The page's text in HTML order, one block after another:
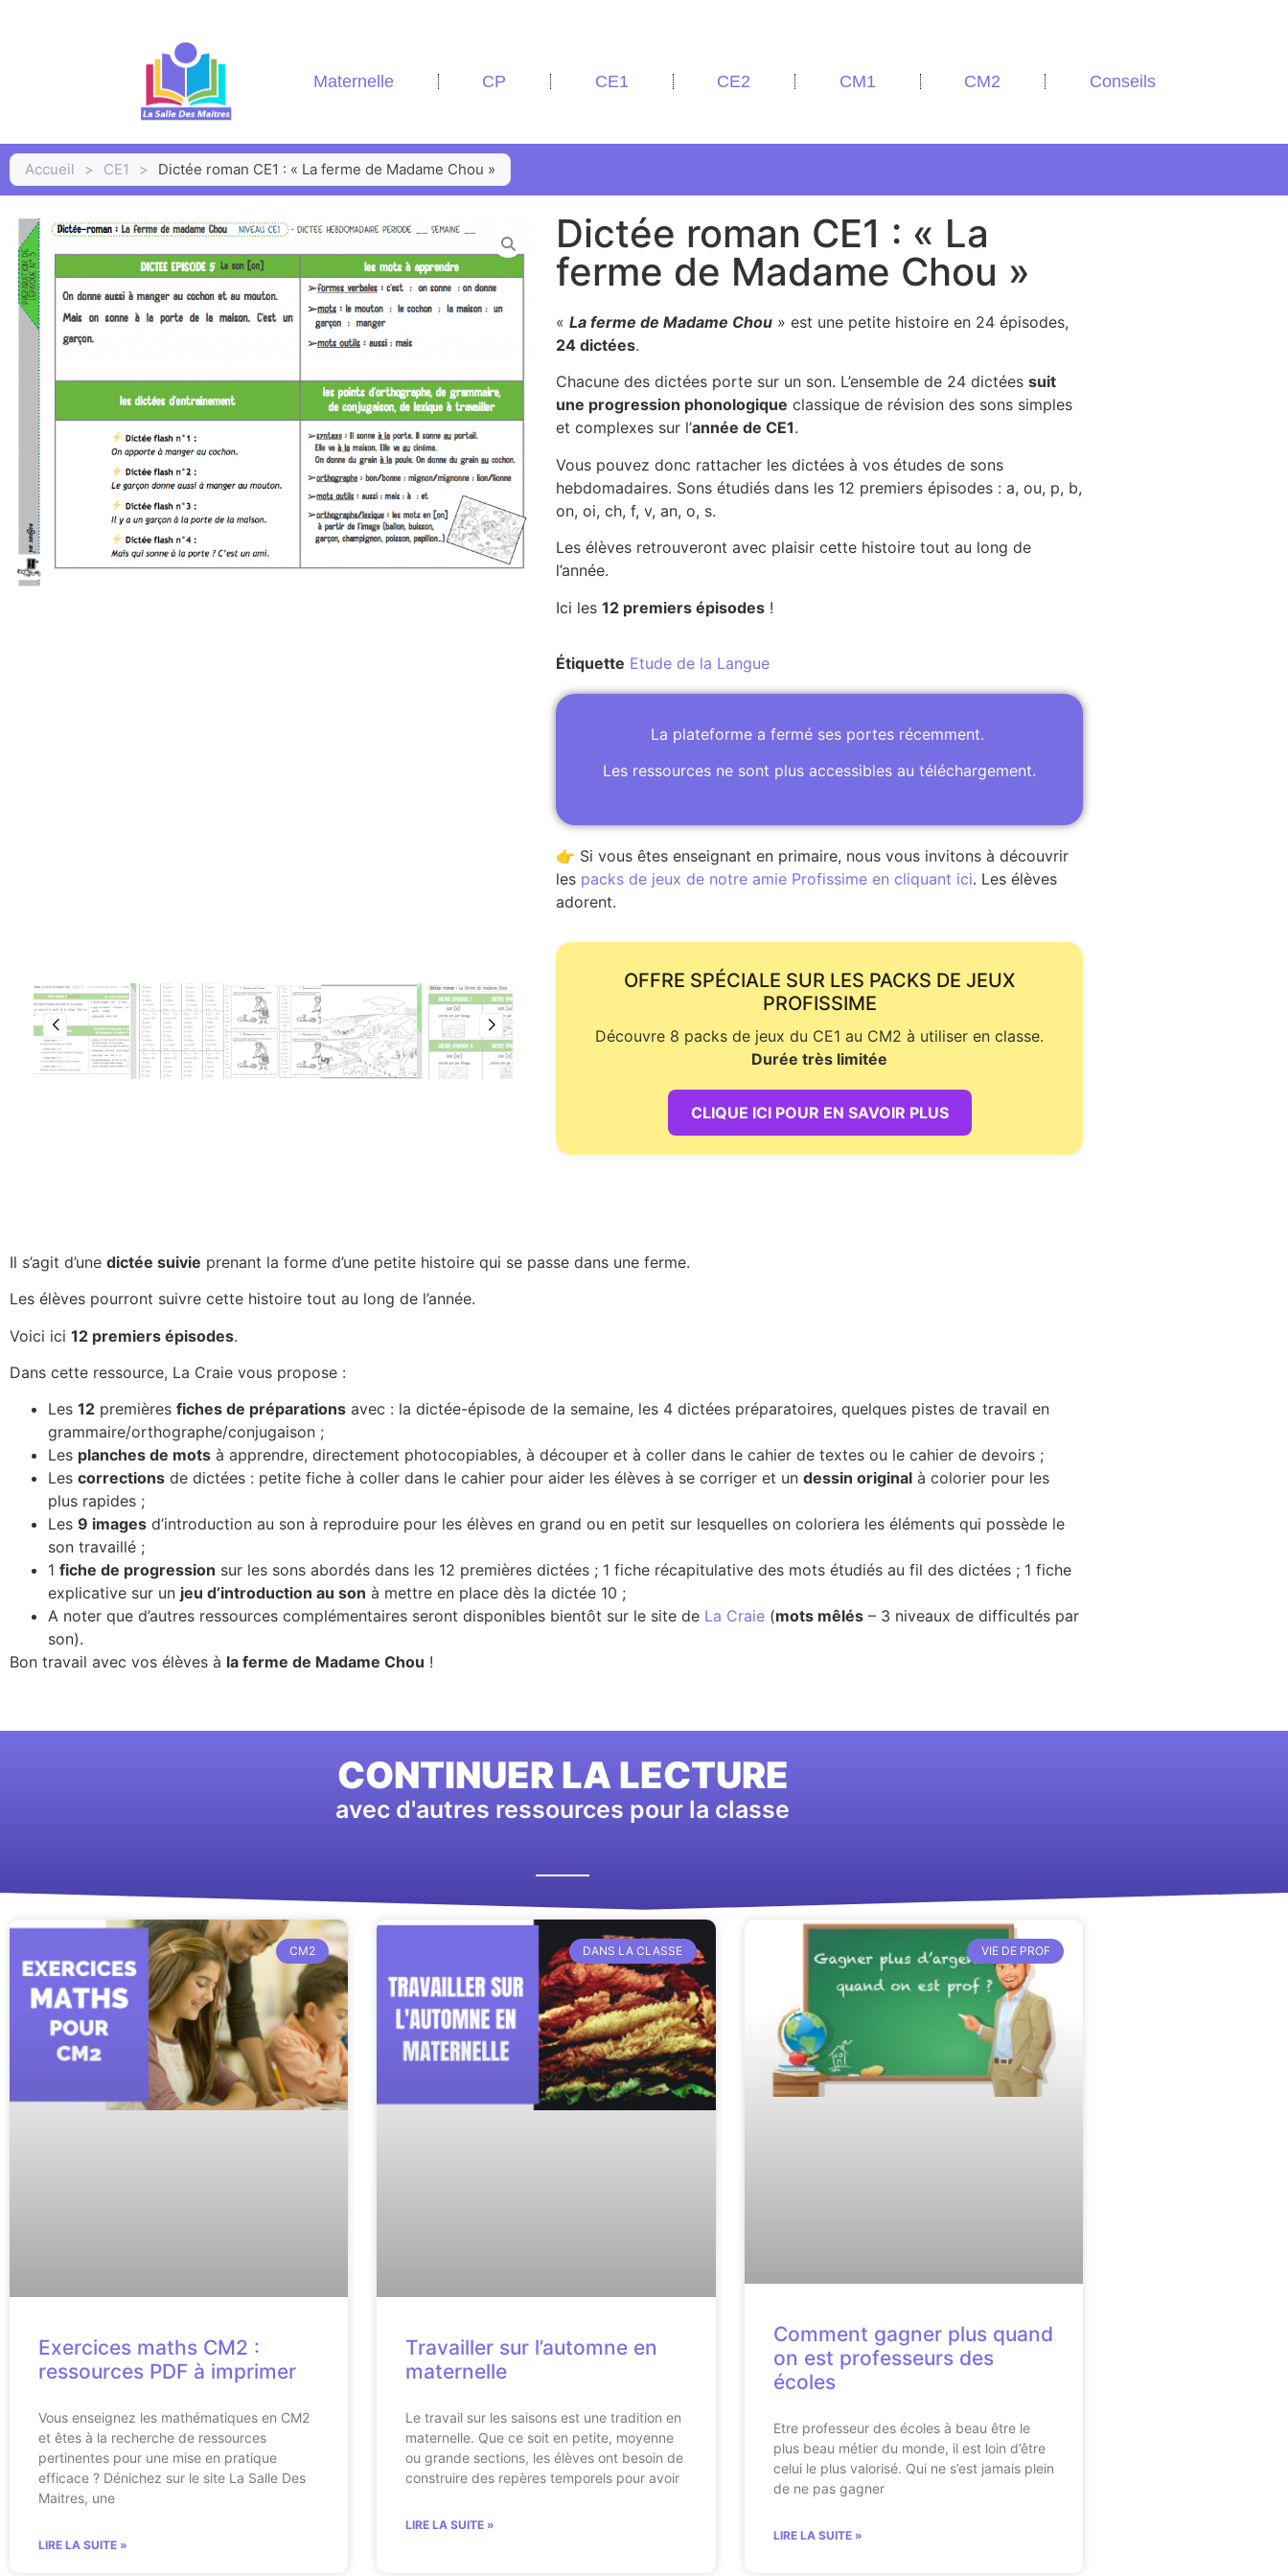
Maternelle CP CE1 CE2 CM1 CM2 Conseils
Accueil > CE1 > Dictée roman CE1 : « La ferme de Madame Chou »
Dictée roman CE1 : « La
ferme de Madame Chou »
« La ferme de Madame Chou » est une petite histoire en 24 épisodes,
24 dictées.
Chacune des dictées porte sur un son. L’ensemble de 24 dictées suit
une progression phonologique classique de révision des sons simples
et complexes sur l’année de CE1.
Vous pouvez donc rattacher les dictées à vos études de sons
hebdomadaires. Sons étudiés dans les 12 premiers épisodes : a, ou, p, b,
on, oi, ch, f, v, an, o, s.
Les élèves retrouveront avec plaisir cette histoire tout au long de
l’année.
Ici les 12 premiers épisodes !
Étiquette Etude de la Langue
La plateforme a fermé ses portes récemment.
Les ressources ne sont plus accessibles au téléchargement.
👉 Si vous êtes enseignant en primaire, nous vous invitons à découvrir
les packs de jeux de notre amie Profissime en cliquant ici. Les élèves
adorent.
OFFRE SPÉCIALE SUR LES PACKS DE JEUX
PROFISSIME
Découvre 8 packs de jeux du CE1 au CM2 à utiliser en classe.
Durée très limitée
CLIQUE ICI POUR EN SAVOIR PLUS
Il s’agit d’une dictée suivie prenant la forme d’une petite histoire qui se passe dans une ferme.
Les élèves pourront suivre cette histoire tout au long de l’année.
Voici ici 12 premiers épisodes.
Dans cette ressource, La Craie vous propose :
Les 12 premières fiches de préparations avec : la dictée-épisode de la semaine, les 4 dictées préparatoires, quelques pistes de travail en
grammaire/orthographe/conjugaison ;
Les planches de mots à apprendre, directement photocopiables, à découper et à coller dans le cahier de textes ou le cahier de devoirs ;
Les corrections de dictées : petite fiche à coller dans le cahier pour aider les élèves à se corriger et un dessin original à colorier pour les
plus rapides ;
Les 9 images d’introduction au son à reproduire pour les élèves en grand ou en petit sur lesquelles on coloriera les éléments qui possède le
son travaillé ;
1 fiche de progression sur les sons abordés dans les 12 premières dictées ; 1 fiche récapitulative des mots étudiés au fil des dictées ; 1 fiche
explicative sur un jeu d’introduction au son à mettre en place dès la dictée 10 ;
A noter que d’autres ressources complémentaires seront disponibles bientôt sur le site de La Craie (mots mêlés – 3 niveaux de difficultés par
son).
Bon travail avec vos élèves à la ferme de Madame Chou !
CONTINUER LA LECTURE
avec d'autres ressources pour la classe
CM2
Exercices maths CM2 :
ressources PDF à imprimer
Vous enseignez les mathématiques en CM2
et êtes à la recherche de ressources
pertinentes pour une mise en pratique
efficace ? Dénichez sur le site La Salle Des
Maitres, une
LIRE LA SUITE »
DANS LA CLASSE
Travailler sur l’automne en
maternelle
Le travail sur les saisons est une tradition en
maternelle. Que ce soit en petite, moyenne
ou grande sections, les élèves ont besoin de
construire des repères temporels pour avoir
LIRE LA SUITE »
VIE DE PROF
Comment gagner plus quand
on est professeurs des
écoles
Etre professeur des écoles à beau être le
plus beau métier du monde, il est loin d’être
celui le plus valorisé. Qui ne s’est jamais plein
de ne pas gagner
LIRE LA SUITE »